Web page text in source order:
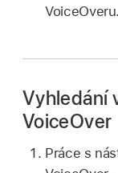
VoiceOveru.
Vyhledání
VoiceOver
Práce s